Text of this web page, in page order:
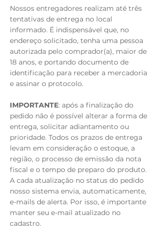
Nossos entregadores realizam até três
tentativas de entrega no local
informado. É indispensável que, no
endereço solicitado, tenha uma pessoa
autorizada pelo comprador(a), maior de
18 anos, e portando documento de
identificação para receber a mercadoria
e assinar o protocolo.
IMPORTANTE: após a finalização do
pedido não é possível alterar a forma de
entrega, solicitar adiantamento ou
prioridade. Todos os prazos de entrega
levam em consideração o estoque, a
região, o processo de emissão da nota
fiscal e o tempo de preparo do produto.
A cada atualização no status do pedido
nosso sistema envia, automaticamente,
e-mails de alerta. Por isso, é importante
manter seu e-mail atualizado no
cadastro.